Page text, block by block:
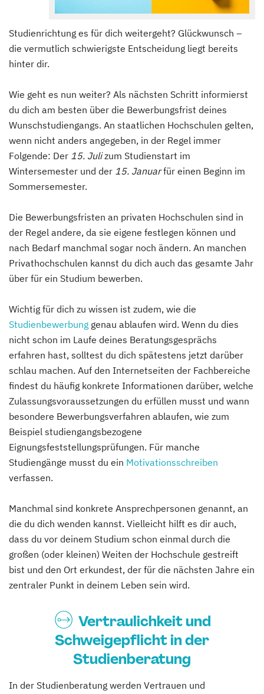
Studienrichtung es für dich weitergeht? Glückwunsch –
die vermutlich schwierigste Entscheidung liegt bereits
hinter dir.
Wie geht es nun weiter? Als nächsten Schritt informierst
du dich am besten über die Bewerbungsfrist deines
Wunschstudiengangs. An staatlichen Hochschulen gelten,
wenn nicht anders angegeben, in der Regel immer
Folgende: Der 15. Julizum Studienstart im
Wintersemester und der 15. Januarfür einen Beginn im
Sommersemester.
Die Bewerbungsfristen an privaten Hochschulen sind in
der Regel andere, da sie eigene festlegen können und
nach Bedarf manchmal sogar noch ändern. An manchen
Privathochschulen kannst du dich auch das gesamte Jahr
über für ein Studium bewerben.
Wichtig für dich zu wissen ist zudem, wie die
Studienbewerbung genau ablaufen wird. Wenn du dies
nicht schon im Laufe deines Beratungsgesprächs
erfahren hast, solltest du dich spätestens jetzt darüber
schlau machen. Auf den Internetseiten der Fachbereiche
findest du häufig konkrete Informationen darüber, welche
Zulassungsvoraussetzungen du erfüllen musst und wann
besondere Bewerbungsverfahren ablaufen, wie zum
Beispiel studiengangsbezogene
Eignungsfeststellungsprüfungen. Für manche
Studiengänge musst du ein Motivationsschreiben
verfassen.
Manchmal sind konkrete Ansprechpersonen genannt, an
die du dich wenden kannst. Vielleicht hilft es dir auch,
dass du vor deinem Studium schon einmal durch die
großen (oder kleinen) Weiten der Hochschule gestreift
bist und den Ort erkundest, der für die nächsten Jahre ein
zentraler Punkt in deinem Leben sein wird.
Vertraulichkeit und
Schweigepflicht in der
Studienberatung
In der Studienberatung werden Vertrauen und